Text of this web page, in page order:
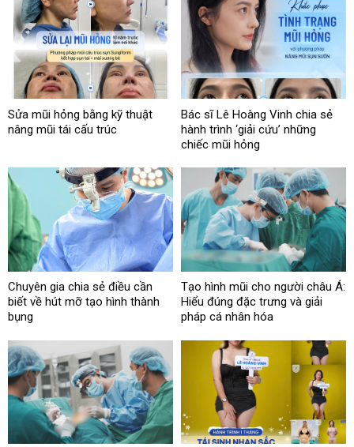
Sửa mũi hỏng bằng kỹ thuật
nâng mũi tái cấu trúc
Bác sĩ Lê Hoàng Vinh chia sẻ
hành trình ‘giải cứu’ những
chiếc mũi hỏng
Chuyên gia chia sẻ điều cần
biết về hút mỡ tạo hình thành
bụng
Tạo hình mũi cho người châu Á:
Hiểu đúng đặc trưng và giải
pháp cá nhân hóa